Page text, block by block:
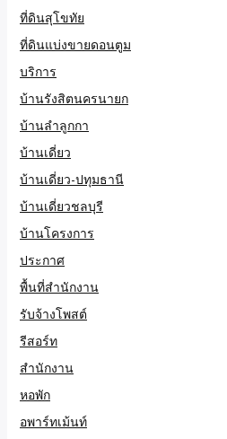
ที่ดินสุโขทัย
ที่ดินแบ่งขายดอนตูม
บริการ
บ้านรังสิตนครนายก
บ้านลำลูกกา
บ้านเดี่ยว
บ้านเดี่ยว-ปทุมธานี
บ้านเดี่ยวชลบุรี
บ้านโครงการ
ประกาศ
พื้นที่สำนักงาน
รับจ้างโพสต์
รีสอร์ท
สำนักงาน
หอพัก
อพาร์ทเม้นท์